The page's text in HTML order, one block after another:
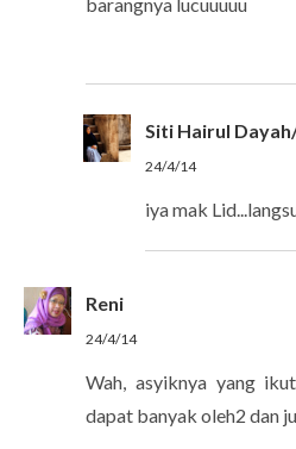
Siti Hairul
24/4/14
iya mak
Reni
24/4/14
Wah, asyiknya yang
dapat banyak oleh2 dan